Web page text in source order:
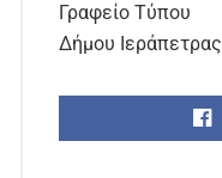
Γραφείο Τύπου
Δήμου Ιεράπετρας